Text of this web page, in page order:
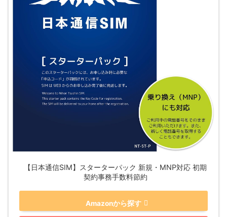
【日本通信SIM】スターターパック 新規・MNP対応 初期
契約事務手数料節約
Amazonから探す